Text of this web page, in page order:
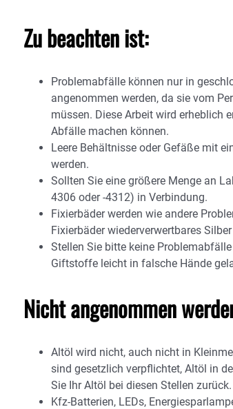
Zu beachten ist:
Problemabfälle können nur in
angenommen werden, da sie vom
müssen. Diese Arbeit wird erheblich
Abfälle machen können.
Leere Behältnisse oder Gefäße mit
werden.
Sollten Sie eine größere Menge an
4306 oder -4312) in Verbindung.
Fixierbäder werden wie andere
Fixierbäder wiederverwertbares
Stellen Sie bitte keine
Giftstoffe leicht in falsche Hände
Nicht angenommen
Altöl wird nicht, auch nicht in
sind gesetzlich verpflichtet, Altöl in
Sie Ihr Altöl bei diesen Stellen
Kfz-Batterien, LEDs,